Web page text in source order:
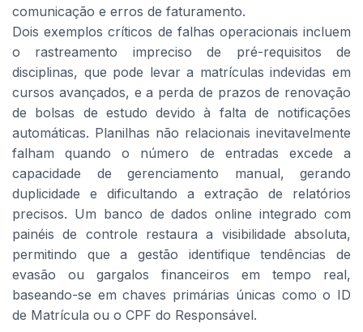
comunicação e erros de faturamento.
Dois exemplos críticos de falhas operacionais incluem
o rastreamento impreciso de pré-requisitos de
disciplinas, que pode levar a matrículas indevidas em
cursos avançados, e a perda de prazos de renovação
de bolsas de estudo devido à falta de notificações
automáticas. Planilhas não relacionais inevitavelmente
falham quando o número de entradas excede a
capacidade de gerenciamento manual, gerando
duplicidade e dificultando a extração de relatórios
precisos. Um banco de dados online integrado com
painéis de controle restaura a visibilidade absoluta,
permitindo que a gestão identifique tendências de
evasão ou gargalos financeiros em tempo real,
baseando-se em chaves primárias únicas como o ID
de Matrícula ou o CPF do Responsável.